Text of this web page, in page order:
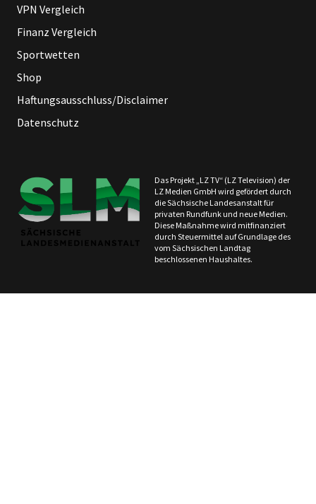
VPN Vergleich
Finanz Vergleich
Sportwetten
Shop
Haftungsausschluss/Disclaimer
Datenschutz
Das Projekt „LZ TV“ (LZ Television) der
LZ Medien GmbH wird gefördert durch
die Sächsische Landesanstalt für
privaten Rundfunk und neue Medien.
Diese Maßnahme wird mitfinanziert
durch Steuermittel auf Grundlage des
vom Sächsischen Landtag
beschlossenen Haushaltes.